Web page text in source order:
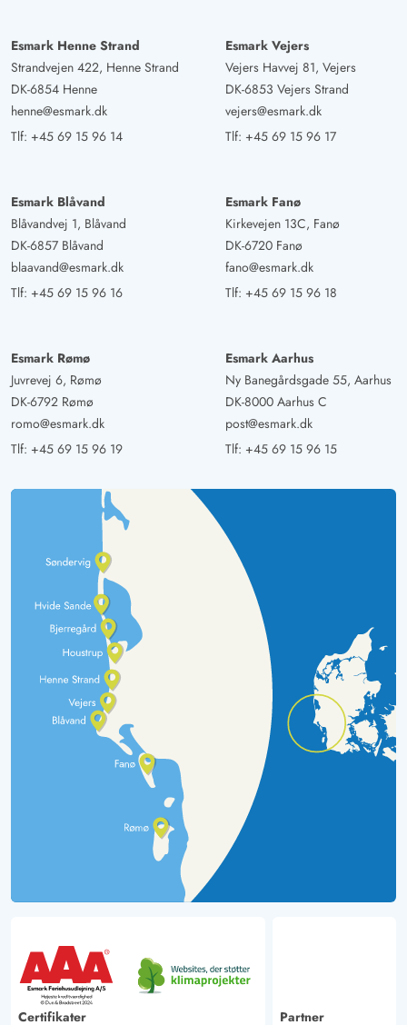
Esmark Henne Strand
Strandvejen 422, Henne Strand
DK-6854 Henne
henne@esmark.dk
Tlf: +45 69 15 96 14
Esmark Vejers
Vejers Havvej 81, Vejers
DK-6853 Vejers Strand
vejers@esmark.dk
Tlf: +45 69 15 96 17
Esmark Blåvand
Blåvandvej 1, Blåvand
DK-6857 Blåvand
blaavand@esmark.dk
Tlf: +45 69 15 96 16
Esmark Fanø
Kirkevejen 13C, Fanø
DK-6720 Fanø
fano@esmark.dk
Tlf: +45 69 15 96 18
Esmark Rømø
Juvrevej 6, Rømø
DK-6792 Rømø
romo@esmark.dk
Tlf: +45 69 15 96 19
Esmark Aarhus
Ny Banegårdsgade 55, Aarhus
DK-8000 Aarhus C
post@esmark.dk
Tlf: +45 69 15 96 15
Certifikater Partner